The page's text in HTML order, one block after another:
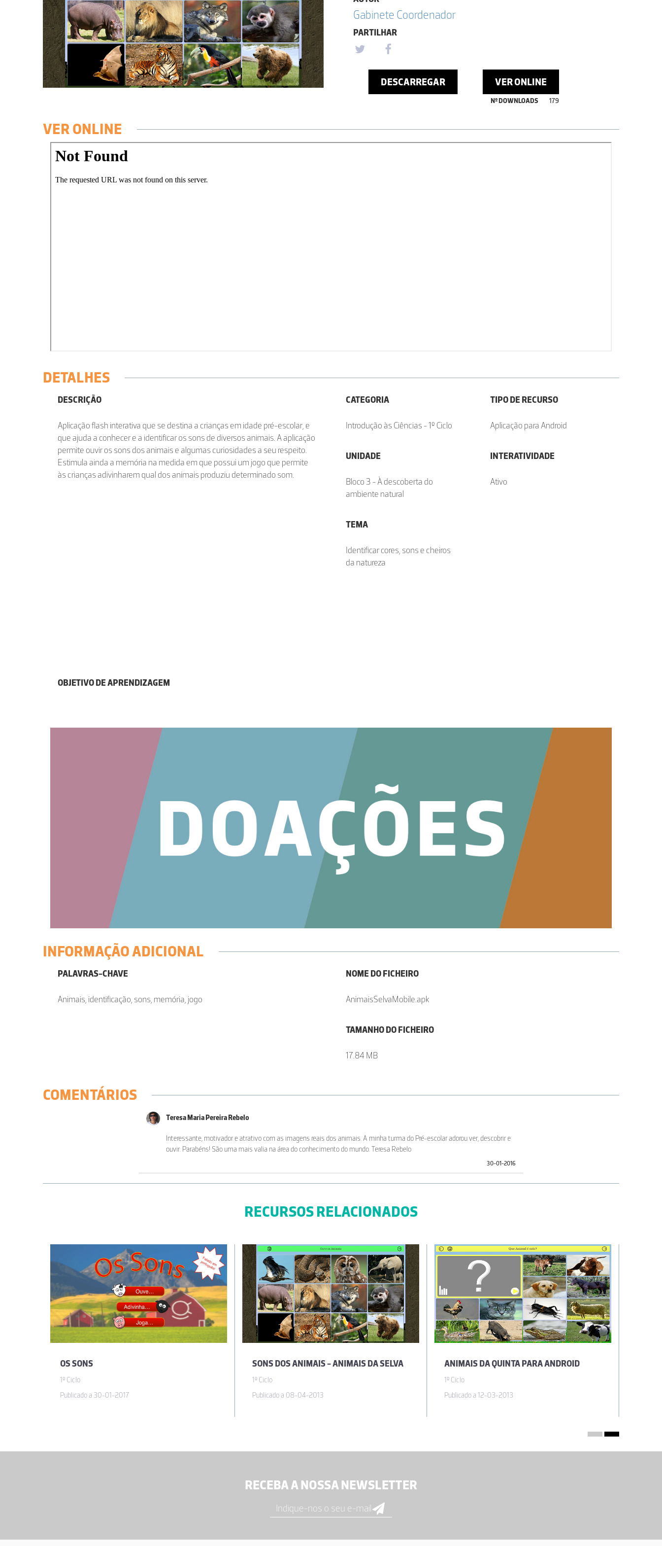
Gabinete Coordenador
PARTILHAR
DESCARREGAR VER ONLINE
Nº DOWNLOADS 179
VER ONLINE
DETALHES
DESCRIÇÃO
Aplicação flash interativa que se destina a crianças em idade pré-escolar, e
que ajuda a conhecer e a identificar os sons de diversos animais. A aplicação
permite ouvir os sons dos animais e algumas curiosidades a seu respeito.
Estimula ainda a memória na medida em que possui um jogo que permite
às crianças adivinharem qual dos animais produziu determinado som.
OBJETIVO DE APRENDIZAGEM
CATEGORIA
Introdução às Ciências - 1º Ciclo
UNIDADE
Bloco 3 - À descoberta do
ambiente natural
TEMA
Identificar cores, sons e cheiros
da natureza
TIPO DE RECURSO
Aplicação para Android
INTERATIVIDADE
Ativo
INFORMAÇÃO ADICIONAL
PALAVRAS-CHAVE
Animais, identificação, sons, memória, jogo
NOME DO FICHEIRO
AnimaisSelvaMobile.apk
TAMANHO DO FICHEIRO
17.84 MB
COMENTÁRIOS
Teresa Maria Pereira Rebelo
Interessante, motivador e atrativo com as imagens reais dos animais. A minha turma do Pré-escolar adorou ver, descobrir e
ouvir. Parabéns! São uma mais valia na área do conhecimento do mundo. Teresa Rebelo
30-01-2016
RECURSOS RELACIONADOS
OS SONS
1º Ciclo
Publicado a 30-01-2017
SONS DOS ANIMAIS - ANIMAIS DA SELVA
1º Ciclo
Publicado a 08-04-2013
ANIMAIS DA QUINTA PARA ANDROID
1º Ciclo
Publicado a 12-03-2013
RECEBA A NOSSA NEWSLETTER